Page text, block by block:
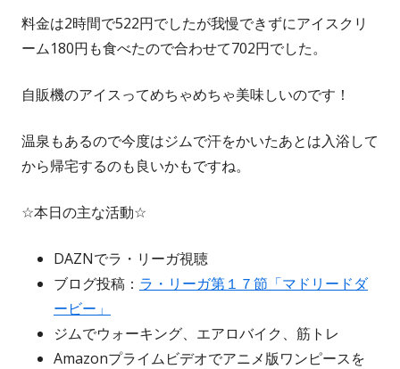
料金は2時間で522円でしたが我慢できずにアイスクリ
ーム180円も食べたので合わせて702円でした。
自販機のアイスってめちゃめちゃ美味しいのです！
温泉もあるので今度はジムで汗をかいたあとは入浴して
から帰宅するのも良いかもですね。
☆本日の主な活動☆
DAZNでラ・リーガ視聴
ブログ投稿： ラ・リーガ第１７節「マドリードダ
ービー」
ジムでウォーキング、エアロバイク、筋トレ
Amazonプライムビデオでアニメ版ワンピースを